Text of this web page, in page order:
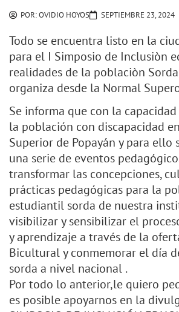
POR:OVIDIO HOYOS SEPTIEMBRE 23, 2024
Todo se encuentra listo en la
para el I Simposio de Inclusiòn
realidades de la poblaciòn
organiza desde la Normal
Se informa que con la
la población con discapacidad
Superior de Popayán y para ello
una serie de eventos
transformar las concepciones,
prácticas pedagógicas para la
estudiantil sorda de nuestra
visibilizar y sensibilizar el
y aprendizaje a través de la
Bicultural y conmemorar el día
sorda a nivel nacional .
Por todo lo anterior,le quiero
es posible apoyarnos en la